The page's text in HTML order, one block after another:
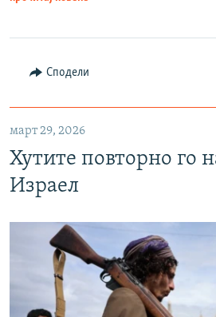
Сподели
март 29, 2026
Хутите повторно го
Израел